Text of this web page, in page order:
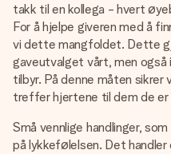
takk til en kollega - hvert
For å hjelpe giveren med å
vi dette mangfoldet. Dette
gaveutvalget vårt, men også
tilbyr. På denne måten sikrer
treffer hjertene til dem de er
Små vennlige handlinger,
på lykkefølelsen. Det